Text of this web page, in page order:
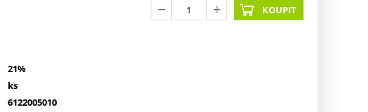
KOUPIT
21%
ks
6122005010